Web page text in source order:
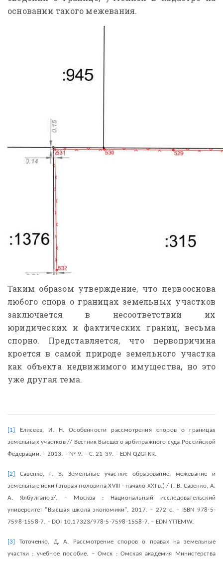
основании такого межевания.
Таким образом утверждение, что первооснова
любого спора о границах земельных участков
заключается в несоответствии их
юридических и фактических границ, весьма
спорно. Представляется, что первопричина
кроется в самой природе земельного участка
как объекта недвижимого имущества, но это
уже другая тема.
[1]
Елисеев, И. Н. Особенности рассмотрения споров о границах
земельных участков // Вестник Высшего арбитражного суда Российской
Федерации. – 2013. – № 9. – С. 21-39. – EDN QZGFKR.
[2]
Савенко, Г. В. Земельные участки: образование, межевание и
земельные иски (вторая половина XVIII - начало XXI в.) / Г. В. Савенко, А.
А. Ялбулганов/. – Москва : Национальный исследовательский
университет "Высшая школа экономики", 2017. – 272 с. – ISBN 978-5-
7598-1558-7. – DOI 10.17323/978-5-7598-1558-7. – EDN YTTEMW.
[3]
Тоточенко, Д. А. Рассмотрение споров о правах на земельные
участки : учебное пособие. – Омск : Омская академия Министерства